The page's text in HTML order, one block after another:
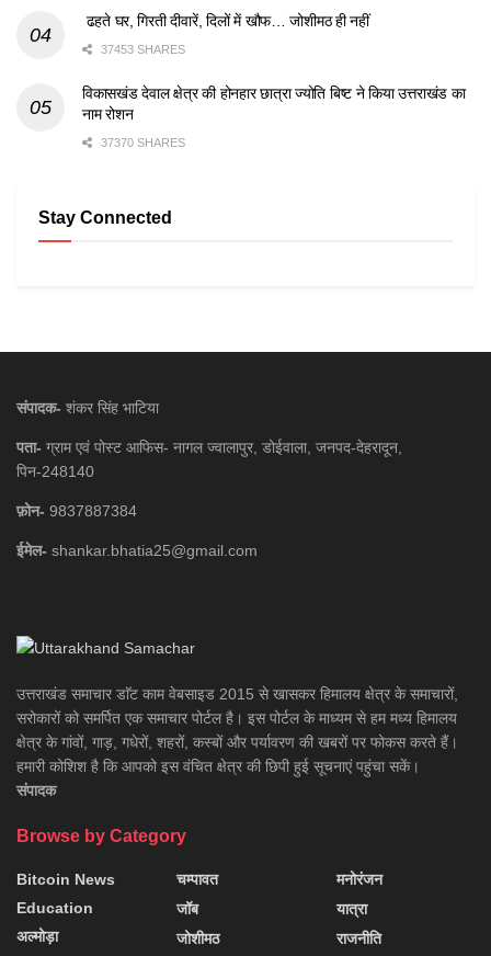
ढहते घर, गिरती दीवारें, दिलों में खौफ… जोशीमठ ही नहीं
37453 SHARES
विकासखंड देवाल क्षेत्र की होनहार छात्रा ज्योति बिष्ट ने किया उत्तराखंड का
नाम रोशन
37370 SHARES
Stay Connected
संपादक- शंकर सिंह भाटिया
पता- ग्राम एवं पोस्ट आफिस- नागल ज्वालापुर, डोईवाला, जनपद-देहरादून,
पिन-248140
फ़ोन- 9837887384
ईमेल- shankar.bhatia25@gmail.com
उत्तराखंड समाचार डाॅट काम वेबसाइड 2015 से खासकर हिमालय क्षेत्र के समाचारों,
सरोकारों को समर्पित एक समाचार पोर्टल है। इस पोर्टल के माध्यम से हम मध्य हिमालय
क्षेत्र के गांवों, गाड़, गधेरों, शहरों, कस्बों और पर्यावरण की खबरों पर फोकस करते हैं।
हमारी कोशिश है कि आपको इस वंचित क्षेत्र की छिपी हुई सूचनाएं पहुंचा सकें।
संपादक
Browse by Category
Bitcoin News
Education
अल्मोड़ा
चम्पावत
जॉब
जोशीमठ
मनोरंजन
यात्रा
राजनीति